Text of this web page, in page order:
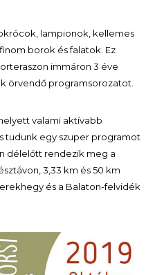
lampionok, kellemes
borok és falatok. Ez
immáron 3 éve
örvendő programsorozatot.
valami aktívabb
tudunk egy szuper programot
délelőtt rendezik meg a
3,33 km és 50 km
és a Balaton-felvidék